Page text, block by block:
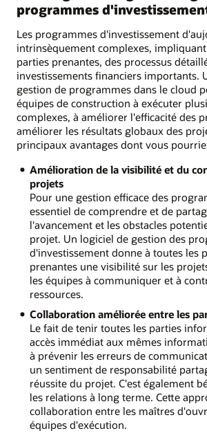
programmes
Les programmes d'investissement
intrinsèquement complexes,
parties prenantes, des processus
investissements financiers importants.
gestion de programmes dans le cloud
équipes de construction à exécuter
complexes, à améliorer l'efficacité des
améliorer les résultats globaux des
principaux avantages dont vous
Amélioration de la visibilité et du
projets
Pour une gestion efficace des
essentiel de comprendre et de
l'avancement et les obstacles
projet. Un logiciel de gestion des
d'investissement donne à toutes les
prenantes une visibilité sur les
les équipes à communiquer et à
ressources.
Collaboration améliorée entre les
Le fait de tenir toutes les parties
accès immédiat aux mêmes
à prévenir les erreurs de
un sentiment de responsabilité
réussite du projet. C'est également
les relations à long terme. Cette
collaboration entre les maîtres
équipes d'exécution.